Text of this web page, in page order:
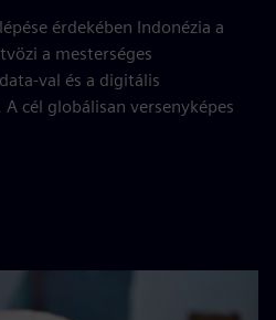
érdekében Indonézia a
a mesterséges
val és a digitális
cél globálisan versenyképes